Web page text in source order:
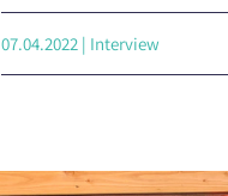
07.04.2022 | Interview